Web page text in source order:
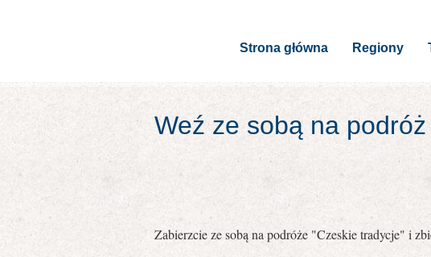
Strona główna Regiony
Weź ze sobą na
Zabierzcie ze sobą na podróże "Czeskie tradycje" i